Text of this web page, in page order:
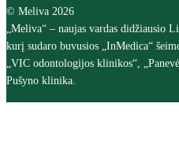
© Meliva 2026
„Meliva“ – naujas vardas didžiausio
kurį sudaro buvusios „InMedica“
„VIC odontologijos klinikos“,
Pušyno klinika.